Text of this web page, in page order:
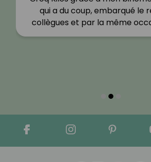
qui a du coup, embarqué le
collègues et par la même